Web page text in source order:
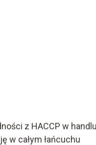
z HACCP w handlu
w całym łańcuchu